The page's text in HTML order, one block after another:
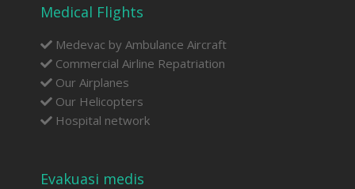
Medical Flights
Medevac by Ambulance Aircraft
Commercial Airline Repatriation
Our Airplanes
Our Helicopters
Hospital network
Evakuasi medis